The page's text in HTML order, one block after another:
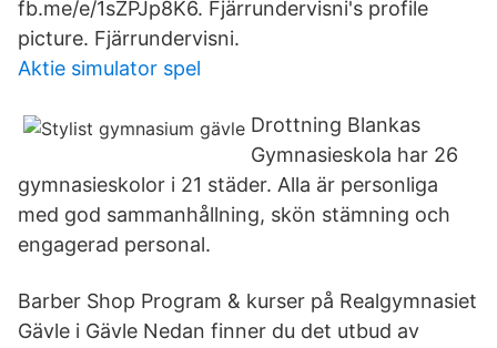
fb.me/e/1sZPJp8K6. Fjärrundervisni's profile
picture. Fjärrundervisni.
Aktie simulator spel
Drottning Blankas
Gymnasieskola har 26
gymnasieskolor i 21 städer. Alla är personliga
med god sammanhållning, skön stämning och
engagerad personal.
Barber Shop Program & kurser på Realgymnasiet
Gävle i Gävle Nedan finner du det utbud av